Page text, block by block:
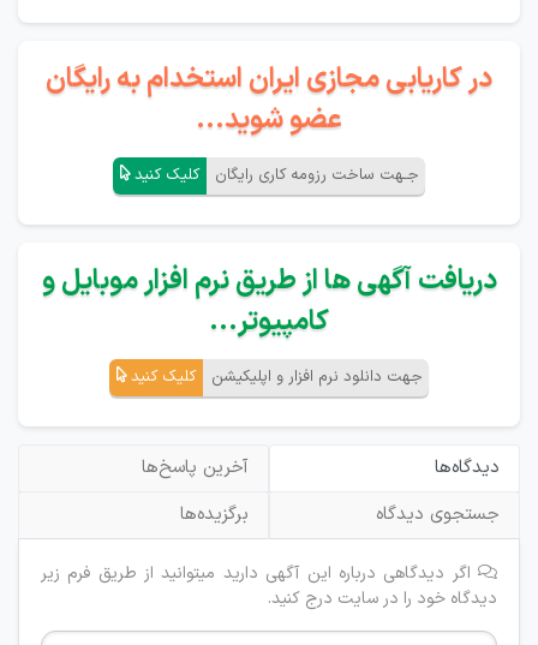
در کاریابی مجازی ایران استخدام به رایگان
عضو شوید...
جـهت ساخت رزومه کاری رایگان کلیک کنید
دریافت آگهی ها از طریق نرم افزار موبایل و
کامپیوتر...
جهت دانلود نرم افزار و اپلیکیشن کلیک کنید
دیدگاه‌ها
آخرین پاسخ‌ها
جستجوی دیدگاه
برگزیده‌ها
اگر دیدگاهی درباره این آگهی دارید میتوانید از طریق فرم زیر
دیدگاه خود را در سایت درج کنید.